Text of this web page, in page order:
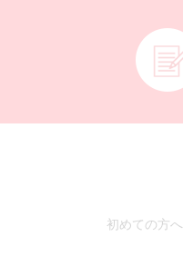
初めての方へ